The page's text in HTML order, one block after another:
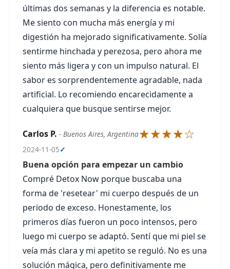
últimas dos semanas y la diferencia es notable.
Me siento con mucha más energía y mi
digestión ha mejorado significativamente. Solía
sentirme hinchada y perezosa, pero ahora me
siento más ligera y con un impulso natural. El
sabor es sorprendentemente agradable, nada
artificial. Lo recomiendo encarecidamente a
cualquiera que busque sentirse mejor.
Carlos P. - Buenos Aires, Argentina★★★★☆
2024-11-05✓
Buena opción para empezar un cambio
Compré Detox Now porque buscaba una
forma de 'resetear' mi cuerpo después de un
periodo de exceso. Honestamente, los
primeros días fueron un poco intensos, pero
luego mi cuerpo se adaptó. Sentí que mi piel se
veía más clara y mi apetito se reguló. No es una
solución mágica, pero definitivamente me